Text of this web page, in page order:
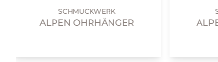
SCHMUCKWERK
ALPEN OHRHÄNGER